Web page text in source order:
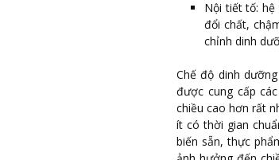
Nội tiết tố:
đổi chất,
chỉnh dinh
Chế độ dinh
được cung cấp
chiều cao hơn rất
ít có thời gian
biến sẵn, thực